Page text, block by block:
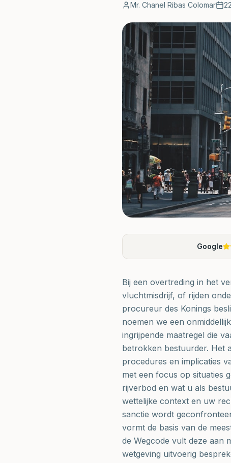
Mr. Chanel Ribas Colomar
Google
Bij een overtreding in het
vluchtmisdrijf, of rijden
procureur des Konings
noemen we een
ingrijpende maatregel die
betrokken bestuurder. Het
procedures en implicaties
met een focus op situaties
rijverbod en wat u als
wettelijke context en uw
sanctie wordt
vormt de basis van de
de Wegcode vult deze aan
wetgeving uitvoerig